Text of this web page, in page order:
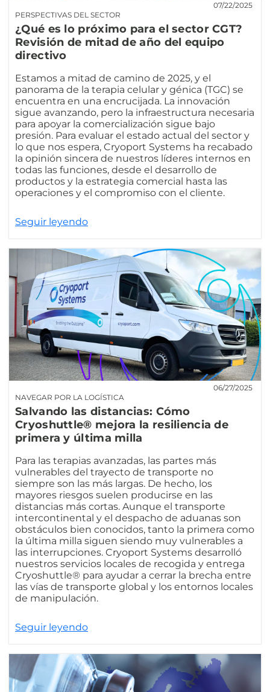
PERSPECTIVAS DEL SECTOR
07/22/2025
¿Qué es lo próximo para el sector CGT?
Revisión de mitad de año del equipo
directivo
Estamos a mitad de camino de 2025, y el
panorama de la terapia celular y génica (TGC) se
encuentra en una encrucijada. La innovación
sigue avanzando, pero la infraestructura necesaria
para apoyar la comercialización sigue bajo
presión. Para evaluar el estado actual del sector y
lo que nos espera, Cryoport Systems ha recabado
la opinión sincera de nuestros líderes internos en
todas las funciones, desde el desarrollo de
productos y la estrategia comercial hasta las
operaciones y el compromiso con el cliente.
Seguir leyendo
NAVEGAR POR LA LOGÍSTICA
06/27/2025
Salvando las distancias: Cómo
Cryoshuttle® mejora la resiliencia de
primera y última milla
Para las terapias avanzadas, las partes más
vulnerables del trayecto de transporte no
siempre son las más largas. De hecho, los
mayores riesgos suelen producirse en las
distancias más cortas. Aunque el transporte
intercontinental y el despacho de aduanas son
obstáculos bien conocidos, tanto la primera como
la última milla siguen siendo muy vulnerables a
las interrupciones. Cryoport Systems desarrolló
nuestros servicios locales de recogida y entrega
Cryoshuttle® para ayudar a cerrar la brecha entre
las vías de transporte global y los entornos locales
de manipulación.
Seguir leyendo